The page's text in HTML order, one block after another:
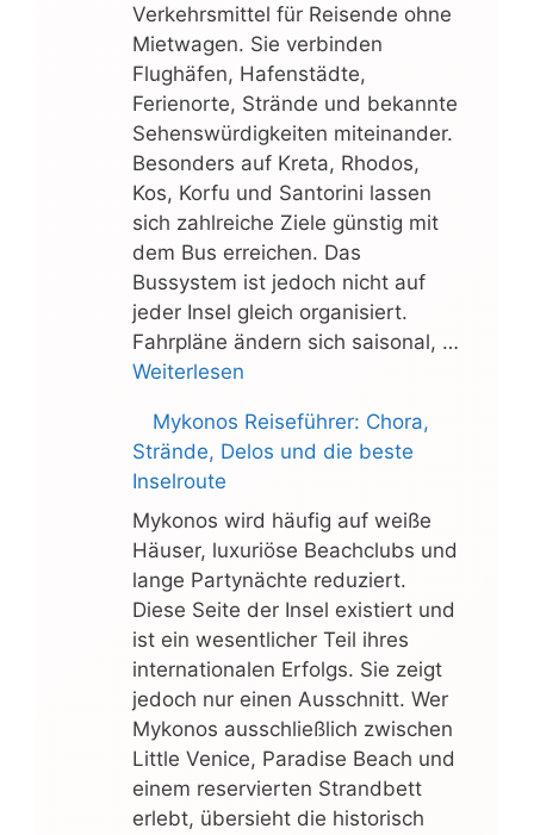
Verkehrsmittel für Reisende ohne
Mietwagen. Sie verbinden
Flughäfen, Hafenstädte,
Ferienorte, Strände und bekannte
Sehenswürdigkeiten miteinander.
Besonders auf Kreta, Rhodos,
Kos, Korfu und Santorini lassen
sich zahlreiche Ziele günstig mit
dem Bus erreichen. Das
Bussystem ist jedoch nicht auf
jeder Insel gleich organisiert.
Fahrpläne ändern sich saisonal, …
Weiterlesen
Mykonos Reiseführer: Chora,
Strände, Delos und die beste
Inselroute
Mykonos wird häufig auf weiße
Häuser, luxuriöse Beachclubs und
lange Partynächte reduziert.
Diese Seite der Insel existiert und
ist ein wesentlicher Teil ihres
internationalen Erfolgs. Sie zeigt
jedoch nur einen Ausschnitt. Wer
Mykonos ausschließlich zwischen
Little Venice, Paradise Beach und
einem reservierten Strandbett
erlebt, übersieht die historisch